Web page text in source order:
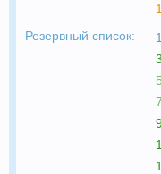
Резервный список: